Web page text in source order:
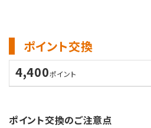
ポイント交換
4,400ポイント
ポイント交換のご注意点